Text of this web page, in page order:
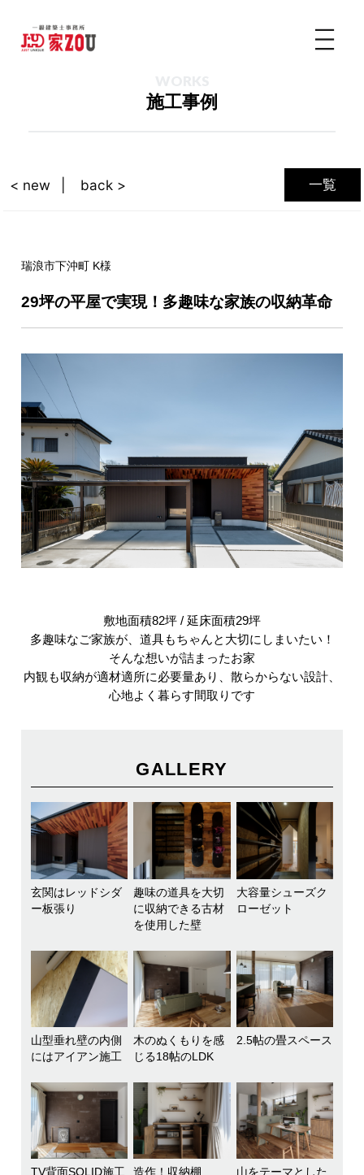
施工事例
一覧
< new back >
瑞浪市下沖町 K様
29坪の平屋で実現！多趣味な家族の収納革命
敷地面積82坪 / 延床面積29坪
多趣味なご家族が、道具もちゃんと大切にしまいたい！
そんな想いが詰まったお家
内観も収納が適材適所に必要量あり、散らからない設計、
心地よく暮らす間取りです
GALLERY
玄関はレッドシダ
ー板張り
趣味の道具を大切
に収納できる古材
を使用した壁
大容量シューズク
ローゼット
山型垂れ壁の内側
にはアイアン施工
木のぬくもりを感
じる18帖のLDK
2.5帖の畳スペース
TV背面SOLID施工 造作！収納棚
山をテーマとした